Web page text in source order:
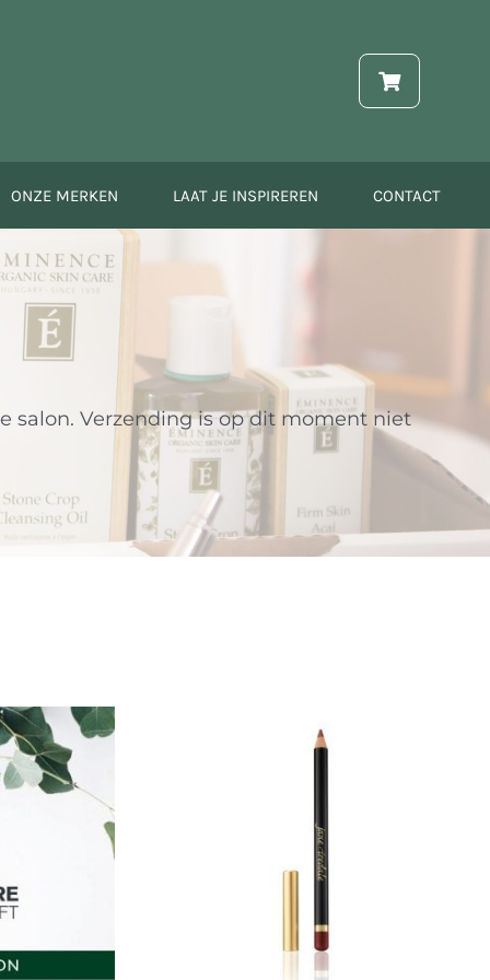
ONZE MERKEN LAAT JE INSPIREREN CONTACT
salon. Verzending is op dit moment niet